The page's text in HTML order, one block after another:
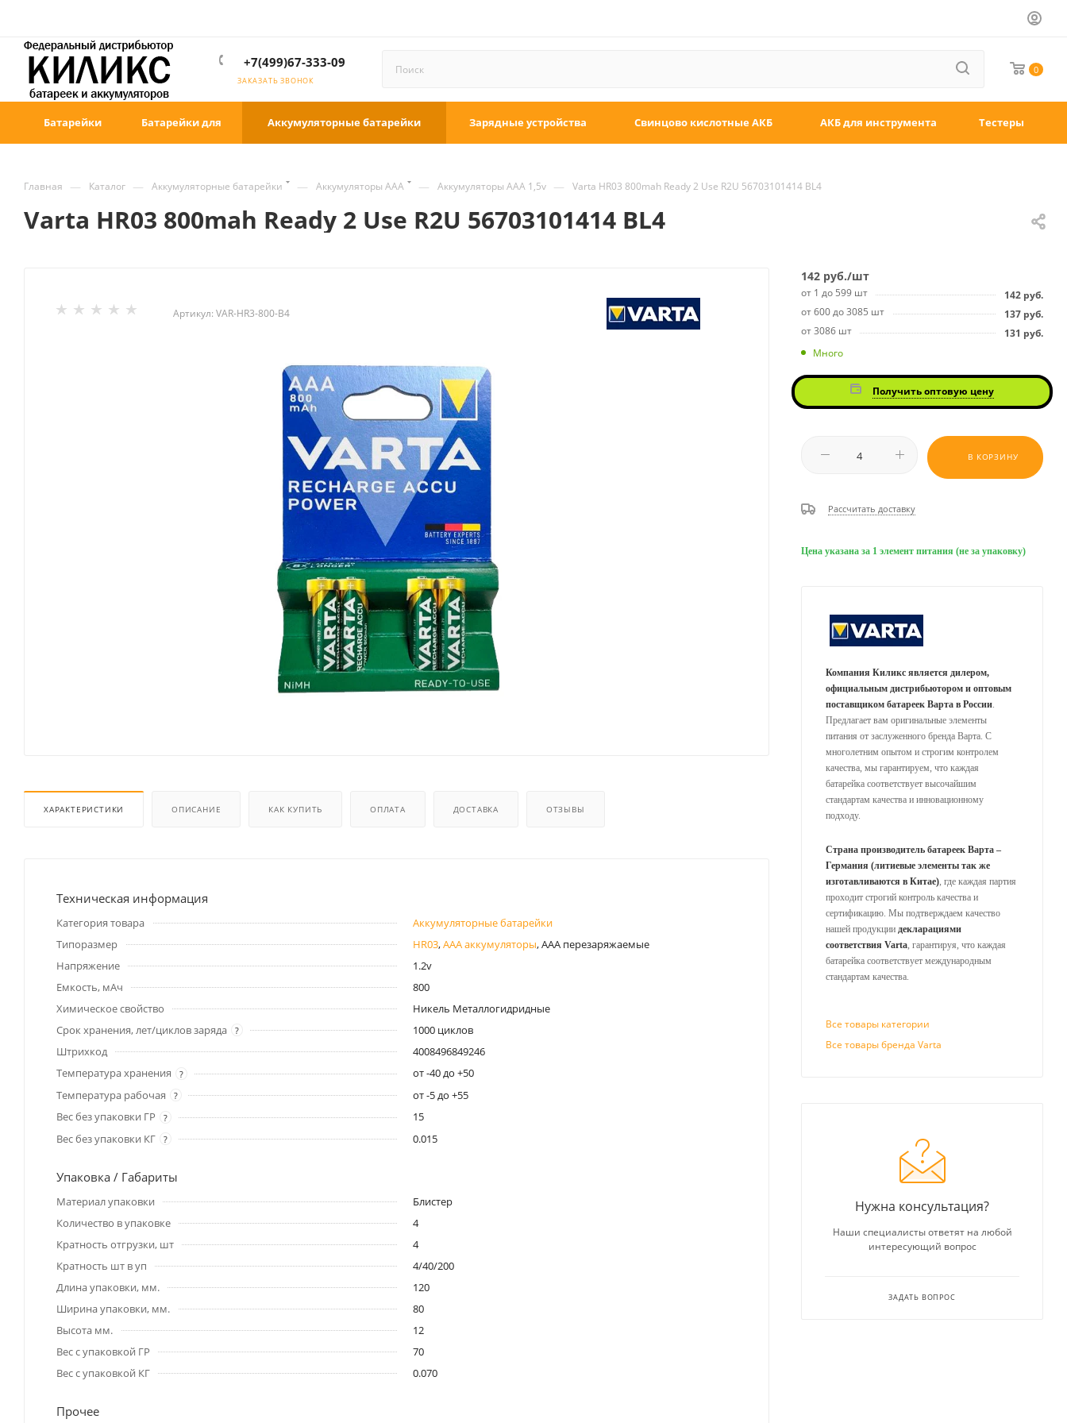
+7(499)67-333-09
ЗАКАЗАТЬ ЗВОНОК
0
Батарейки Батарейки для Аккумуляторные батарейки Зарядные устройства Свинцово кислотные АКБ АКБ для инструмента Тестеры
Главная — Каталог — Аккумуляторные батарейки — Аккумуляторы ААА — Аккумуляторы ААА 1,5v — Varta HR03 800mah Ready 2 Use R2U 56703101414 BL4
Varta HR03 800mah Ready 2 Use R2U 56703101414 BL4
Артикул: VAR-HR3-800-B4
ХАРАКТЕРИСТИКИ ОПИСАНИЕ КАК КУПИТЬ ОПЛАТА ДОСТАВКА ОТЗЫВЫ
Техническая информация
Категория товара
Аккумуляторные батарейки
Типоразмер
HR03,ААА аккумуляторы, ААА перезаряжаемые
Напряжение
1.2v
Емкость, мАч
800
Химическое свойство
Никель Металлогидридные
Срок хранения, лет/циклов заряда
?
1000 циклов
Штрихкод
4008496849246
Температура хранения
?
от -40 до +50
Температура рабочая
?
от -5 до +55
Вес без упаковки ГР
?
15
Вес без упаковки КГ
? 0.015
Упаковка / Габариты
Материал упаковки
Блистер
Количество в упаковке
4
Кратность отгрузки, шт
4
Кратность шт в уп
4/40/200
Длина упаковки, мм.
120
Ширина упаковки, мм.
80
Высота мм.
12
Вес с упаковкой ГР
70
Вес с упаковкой КГ
0.070
Прочее
142 руб./шт
от 1 до 599 шт 142 руб.
от 600 до 3085 шт
137 руб.
от 3086 шт
131 руб.
Много
Получить оптовую цену
В КОРЗИНУ
Рассчитать доставку
Цена указана за 1 элемент питания (не за упаковку)
Компания Киликс является дилером,
официальным дистрибьютором и оптовым
поставщиком батареек Варта в России
Предлагает вам оригинальные элементы
питания от заслуженного бренда Варта. С
многолетним опытом и строгим контролем
качества, мы гарантируем, что каждая
батарейка соответствует высочайшим
стандартам качества и инновационному
подходу.
Страна производитель батареек Варта –
Германия (литиевые элементы так же
изготавливаются в Китае), где каждая партия
проходит строгий контроль качества и
сертификацию. Мы подтверждаем качество
нашей продукции декларациями
соответствия Varta, гарантируя, что каждая
батарейка соответствует международным
стандартам качества.
Все товары категории
Все товары бренда Varta
Нужна консультация?
Наши специалисты ответят на любой
интересующий вопрос
ЗАДАТЬ ВОПРОС